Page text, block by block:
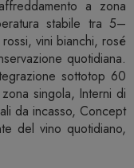
a zona
stabile tra 5–
vini bianchi, rosé
quotidiana.
sottotop 60
singola, Interni di
da incasso, Concept
del vino quotidiano,